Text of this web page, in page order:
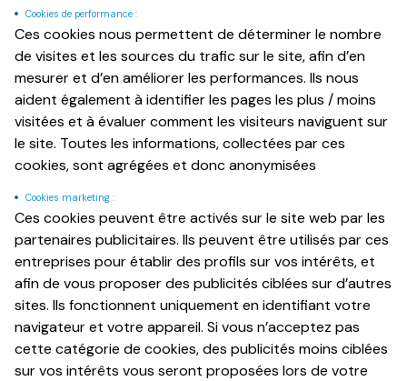
Cookies de performance :
Ces cookies nous permettent de déterminer le nombre
de visites et les sources du trafic sur le site, afin d’en
mesurer et d’en améliorer les performances. Ils nous
aident également à identifier les pages les plus / moins
visitées et à évaluer comment les visiteurs naviguent sur
le site. Toutes les informations, collectées par ces
cookies, sont agrégées et donc anonymisées
Cookies marketing :
Ces cookies peuvent être activés sur le site web par les
partenaires publicitaires. Ils peuvent être utilisés par ces
entreprises pour établir des profils sur vos intérêts, et
afin de vous proposer des publicités ciblées sur d’autres
sites. Ils fonctionnent uniquement en identifiant votre
navigateur et votre appareil. Si vous n’acceptez pas
cette catégorie de cookies, des publicités moins ciblées
sur vos intérêts vous seront proposées lors de votre